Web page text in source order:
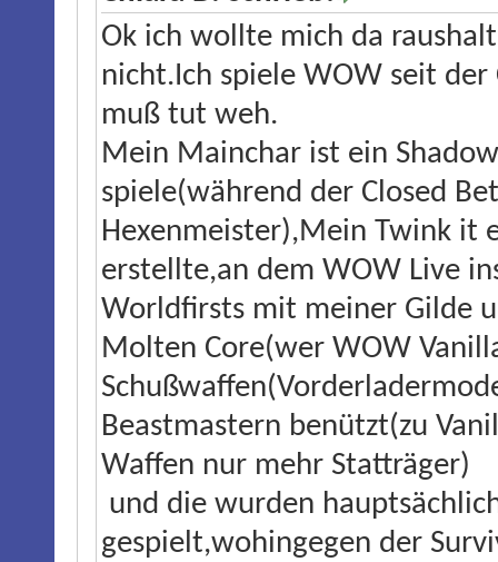
Ok ich wollte mich da
nicht.Ich spiele WOW seit der
muß tut weh.
Mein Mainchar ist ein
spiele(während der Closed
Hexenmeister),Mein Twink it
erstellte,an dem WOW Live
Worldfirsts mit meiner Gilde
Molten Core(wer WOW
Beastmastern benützt(zu
Waffen nur mehr Statträger)
und die wurden
gespielt,wohingegen der